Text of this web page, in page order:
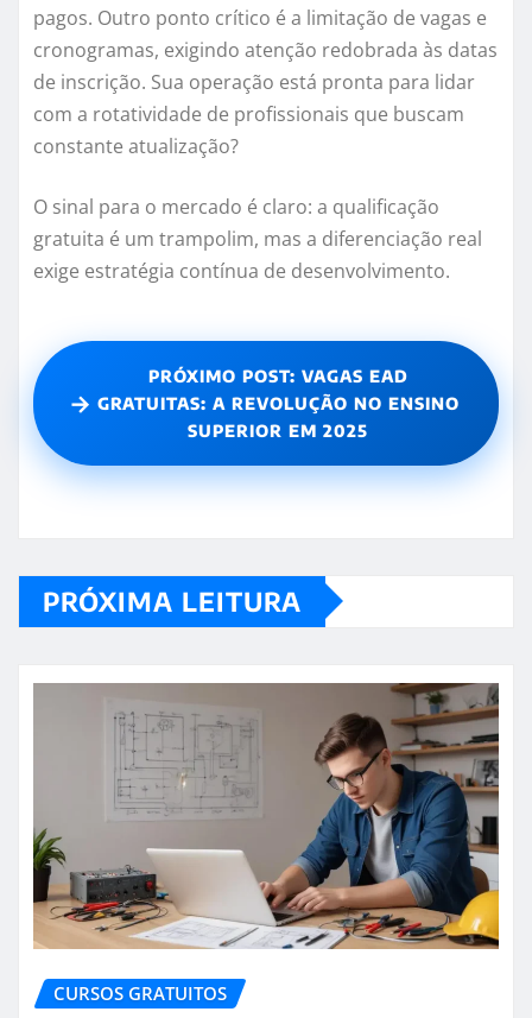
pagos. Outro ponto crítico é a limitação de vagas e
cronogramas, exigindo atenção redobrada às datas
de inscrição. Sua operação está pronta para lidar
com a rotatividade de profissionais que buscam
constante atualização?
O sinal para o mercado é claro: a qualificação
gratuita é um trampolim, mas a diferenciação real
exige estratégia contínua de desenvolvimento.
→
PRÓXIMO POST: VAGAS EAD
GRATUITAS: A REVOLUÇÃO NO ENSINO
SUPERIOR EM 2025
PRÓXIMA LEITURA
CURSOS GRATUITOS